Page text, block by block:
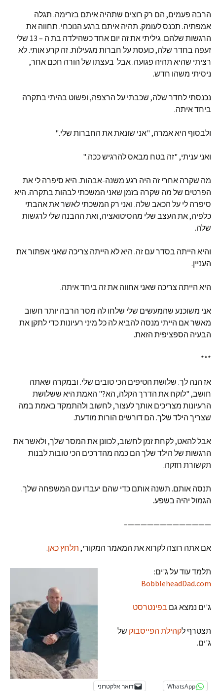
הרבה פעמים, הם רק רוצים שתהיה איתם בזרימה. תגלה
אמפתיה. תכנס לעומק. תהיה איתם ברגע הנוכחי. תחווה את
הרגשות שלהם. גיליתי את זה יום אחד כשהילדה בת ה – 13 שלי
זעפה בחדר שלה, כועסת על חברות מגעילות. זה קרע אותי. לא
רציתי שהיא תהיה פגועה. אבל בעצתו של הורה חכם אחר,
ניסיתי משהו חדש.
נכנסתי לחדר שלה, שכבתי על הרצפה, ופשוט בהיתי בתקרה
ביחד איתה.
ולבסוף היא אמרה, "אני שונאת את החברות שלי."
ואני עניתי, "זה בטח מבאס להרגיש ככה."
מה שקרה אחרי זה היה רגע משנה-אבהות. היא סיפרה לי את
הפרטים של מה שקרה בזמן שאני המשכתי לבהות בתקרה. היא
סיפרה לי על הכאב שלה. ואני רק המשכתי לאשר את אהבתי
כלפיה, את העצב שלי מהסיטואציה, ואת ההבנה שלי לרגשות
שלה.
והיא הייתה בסדר עם זה. היא לא הייתה צריכה שאני אפתור את
העניין.
היא הייתה צריכה שאני אחווה את זה ביחד איתה.
אני משוכנע שהמעשים שלי שלחו לה מסר הרבה יותר חשוב
מאשר אם הייתי מנסה להביא לה כל מיני רעיונות כדי לתקן את
הבעיה הספציפית הזאת.
***
אז הנה לך. שלושת הטיפים הכי טובים שלי. ובמקרה שאתה
חושב, "לוקח את הדרך הקלה, הא?" האמת היא ששלושת
הרעיונות מצריכים אותך לעצור, לחשוב ולהתמקד באמת במה
שצריך הילד שלך. הם דורשים הורות מודעת.
אבל להאט, לקחת זמן לחשוב, לכוונן את המסר שלך, ולאשר את
הרגשות של הילד שלך הם כמה מהדרכים הכי טובות לבנות
תקשורת חזקה.
תנסה אותם. תשנה אותם כדי שהם יעבדו עם המשפחה שלך.
הגמול יהיה בשפע.
—————————————–
אם אתה רוצה לקרוא את המאמר המקורי, תלחץ כאן.
תלמד עוד על ג'ים:
BobbleheadDad.com
ג'ים נמצא גם בפינטרסט
תצטרף לקהילת הפייסבוק של
ג'ים.
WhatsApp דואר אלקטרוני